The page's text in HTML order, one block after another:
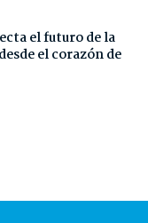
el futuro de la
el corazón de